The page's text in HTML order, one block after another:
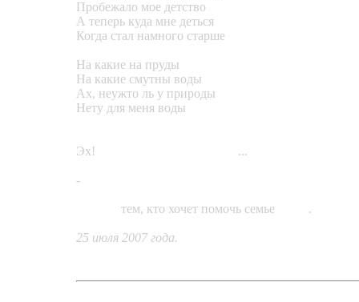
Пробежало мое детство
А теперь куда мне деться
Когда стал намного старше
На какие на пруды
На какие смутны воды
Ах, неужто ль у природы
Нету для меня воды
Эх! ...
-
тем, кто хочет помочь семье .
25 июля 2007 года.